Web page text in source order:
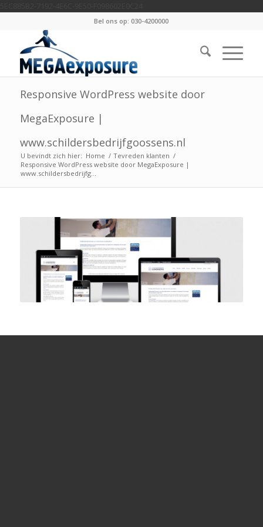
Bel ons op: 030-4200000
Responsive WordPress website door
MegaExposure |
www.schildersbedrijfgoossens.nl
U bevindt zich hier: Home / Tevreden klanten /
Responsive WordPress website door MegaExposure |
www.schildersbedrijfg...